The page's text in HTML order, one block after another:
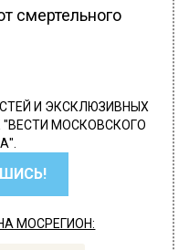
смертельного
И ЭКСКЛЮЗИВНЫХ
МОСКОВСКОГО
МОСРЕГИОН: